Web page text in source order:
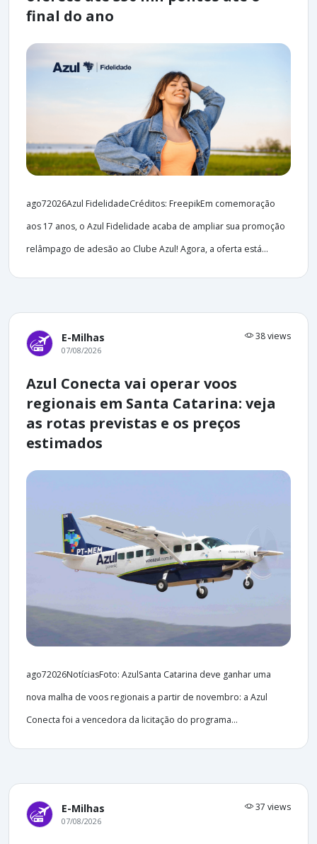
final do ano
ago72026Azul FidelidadeCréditos: FreepikEm comemoração
aos 17 anos, o Azul Fidelidade acaba de ampliar sua promoção
relâmpago de adesão ao Clube Azul! Agora, a oferta está...
E-Milhas 38 views
07/08/2026
Azul Conecta vai operar voos
regionais em Santa Catarina: veja
as rotas previstas e os preços
estimados
ago72026NotíciasFoto: AzulSanta Catarina deve ganhar uma
nova malha de voos regionais a partir de novembro: a Azul
Conecta foi a vencedora da licitação do programa...
E-Milhas 37 views
07/08/2026